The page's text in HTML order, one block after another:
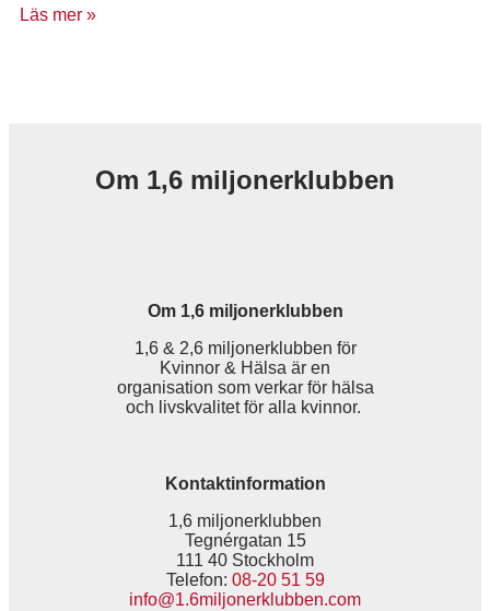
Läs mer »
Om 1,6 miljonerklubben
Om 1,6 miljonerklubben
1,6 & 2,6 miljonerklubben för
Kvinnor & Hälsa är en
organisation som verkar för hälsa
och livskvalitet för alla kvinnor.
Kontaktinformation
1,6 miljonerklubben
Tegnérgatan 15
111 40 Stockholm
Telefon: 08-20 51 59
info@1.6miljonerklubben.com